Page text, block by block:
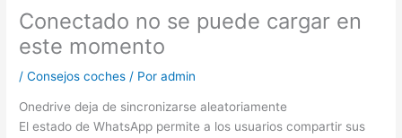
Conectado no se puede cargar en
este momento
/Consejos coches / Poradmin
Onedrive deja de sincronizarse aleatoriamente
El estado de WhatsApp permite a los usuarios compartir sus